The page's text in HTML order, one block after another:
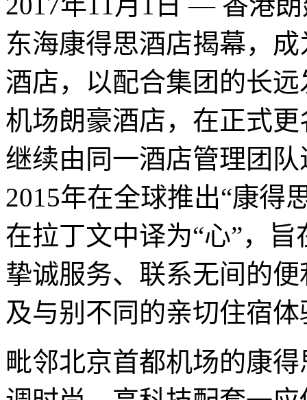
东海康得思酒店揭幕，
酒店，以配合集团的长
机场朗豪酒店，在正式更
继续由同一酒店管理团
2015年在全球推出“康得
在拉丁文中译为“心”，
挚诚服务、联系无间的
及与别不同的亲切住宿
毗邻北京首都机场的康